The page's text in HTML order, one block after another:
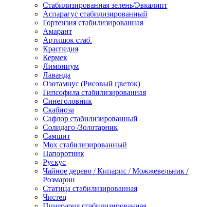
Стабилизированная зелень/Эвкалипт
Аспарагус стабилизированный
Гортензия стабилизированная
Амарант
Артишок стаб.
Краспедия
Кермек
Лимониум
Лаванда
Озотамнус (Рисовый цветок)
Гипсофила стабилизированная
Синеголовник
Скабиоза
Сафлор стабилизированный
Солидаго /Золотарник
Самшит
Мох стабилизированный
Папоротник
Рускус
Чайное дерево / Кипарис / Можжевельник /
Розмарин
Статица стабилизированная
Чистец